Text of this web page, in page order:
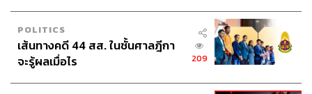
POLITICS
เส้นทางคดี 44 สส. ในชั้นศาลฎีกา
จะรู้ผลเมื่อไร
209